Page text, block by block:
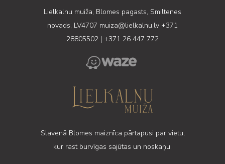
Lielkalnu muiža, Blomes pagasts, Smiltenes
novads, LV4707 muiza@lielkalnu.lv +371
28805502 | +371 26 447 772
Slavenā Blomes maiznīca pārtapusi par vietu,
kur rast burvīgas sajūtas un noskaņu.